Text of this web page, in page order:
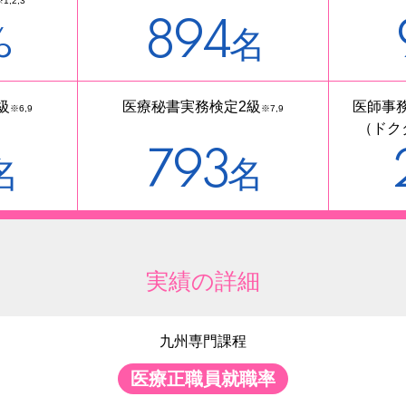
894名
※6,9 医療秘書実務検定2級 ※7,9
793名
医師事
（ド
実績の詳細
九州専門課程
医療正職員就職率